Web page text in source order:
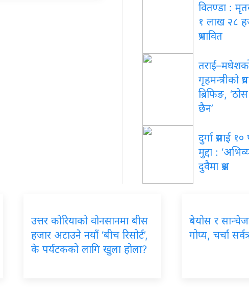
वितण्डा :
१ लाख २८
प्रभावित
गृहमन्त्रीको
ब्रिफिङ,
छैन’
दुर्गा प्रसाईं
मुद्दा :
दुवैमा प्रश्न
उत्तर कोरियाको वोनसानमा बीस
हजार अटाउने नयाँ ‘बीच रिसोर्ट’,
के पर्यटकको लागि खुला होला?
बेयोस र
गोप्य, चर्चा